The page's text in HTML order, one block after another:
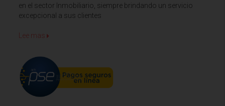
en el sector Inmobiliario, siempre brindando un servicio
excepcional a sus clientes
Lee mas